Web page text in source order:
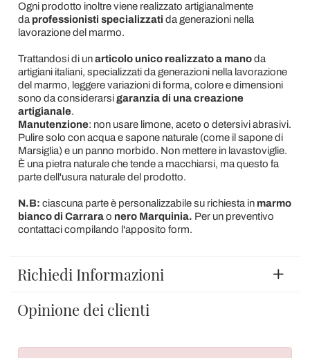
Ogni prodotto inoltre viene realizzato artigianalmente
da professionisti specializzati da generazioni nella
lavorazione del marmo.
Trattandosi di unarticolo unico realizzato a manoda
artigiani italiani, specializzati da generazioni nella lavorazione
del marmo, leggere variazioni di forma, colore e dimensioni
sono da considerarsigaranzia di una creazione
artigianale.
Manutenzione: non usare limone, aceto o detersivi abrasivi.
Pulire solo con acqua e sapone naturale (come il sapone di
Marsiglia) e un panno morbido. Non mettere in lavastoviglie.
È una pietra naturale che tende a macchiarsi, ma questo fa
parte dell'usura naturale del prodotto.
N.B: ciascuna parte è personalizzabile su richiesta in marmo
bianco di Carrarao nero Marquinia. Per un preventivo
contattaci compilando l'apposito form.
Richiedi Informazioni
Opinione dei clienti